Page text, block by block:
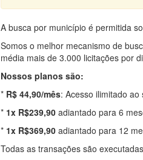
A busca por município é permitida
Somos o melhor mecanismo de
média mais de 3.000 licitações por
Nossos planos são:
* R$ 44,90/mês: Acesso ilimitado
* 1x R$239,90 adiantado para 6
* 1x R$369,90 adiantado para 12
Todas as transações são